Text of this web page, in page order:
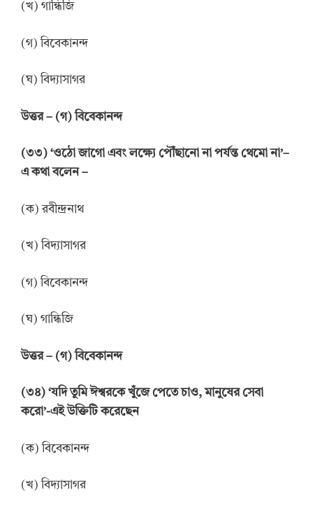
(খ) গান্ধিজি
(গ) বিবেকানন্দ
(ঘ) বিদ্যাসাগর
উত্তর– (গ) বিবেকানন্দ
(৩৩ ) ‘ওঠো জাগো এবং লক্ষ্যে পৌঁছানো না পর্যন্ত থেমো না’–
এ কথা বলেন–
(ক) রবীন্দ্রনাথ
(খ) বিদ্যাসাগর
(গ) বিবেকানন্দ
(ঘ) গান্ধিজি
উত্তর– (গ) বিবেকানন্দ
(৩৪) ‘যদি তুমি ঈশ্বরকে খুঁজে পেতে চাও, মানুষের সেবা
করো’-এই উক্তিটি করেছেন
(ক) বিবেকানন্দ
(খ) বিদ্যাসাগর